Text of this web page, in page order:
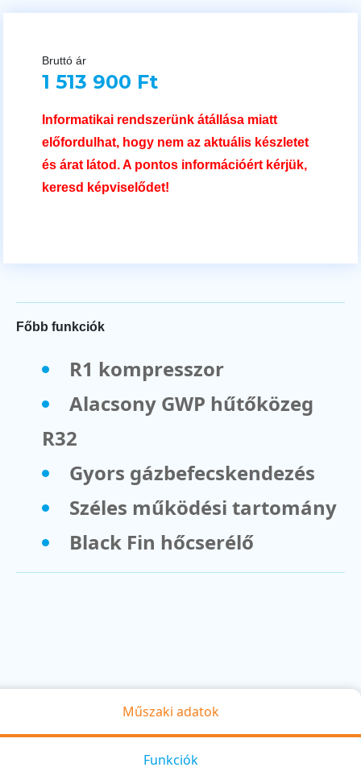
Bruttó ár
1 513 900 Ft
Informatikai rendszerünk átállása miatt
előfordulhat, hogy nem az aktuális készletet
és árat látod. A pontos információért kérjük,
keresd képviselődet!
Főbb funkciók
R1 kompresszor
Alacsony GWP hűtőközeg
R32
Gyors gázbefecskendezés
Széles működési tartomány
Black Fin hőcserélő
Műszaki adatok
Funkciók